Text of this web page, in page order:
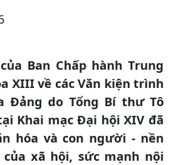
Ban Chấp hành Trung
XIII về các Văn kiện trình
Đảng do Tổng Bí thư Tô
Khai mạc Đại hội XIV đã
hóa và con người - nền
xã hội, sức mạnh nội